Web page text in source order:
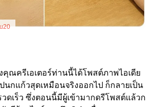
ณครีเอเตอร์ท่านนี้ได้โพสต์ภาพไอเดีย
นกแก้วสุดเหมือนจริงออกไป ก็กลายเป็น
ดเร็ว ซึ่งตอนนี้มีผู้เข้ามากดรีโพสต์แล้วก